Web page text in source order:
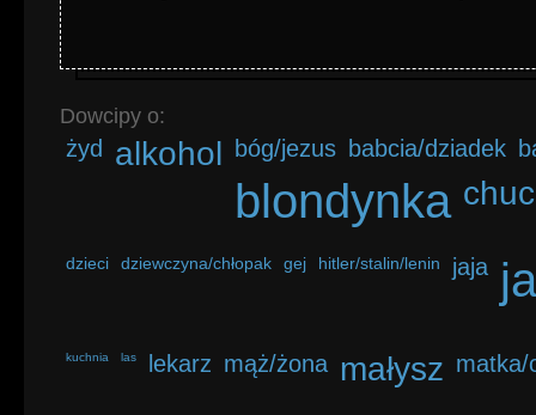
Dowcipy o:
żyd alkohol bóg/jezus babcia/dziadek
blondynka
dzieci dziewczyna/chłopak gej hitler/stalin/lenin jaja
kuchnia las lekarz mąż/żona małysz matka/